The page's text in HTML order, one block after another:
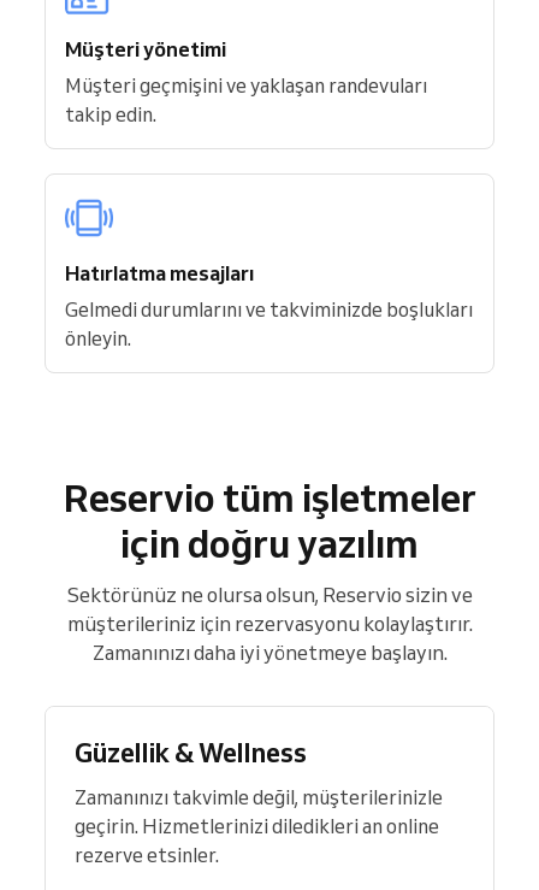
Müşteri yönetimi
Müşteri geçmişini ve yaklaşan randevuları
takip edin.
Hatırlatma mesajları
Gelmedi durumlarını ve takviminizde boşlukları
önleyin.
Reservio tüm işletmeler
için doğru yazılım
Sektörünüz ne olursa olsun, Reservio sizin ve
müşterileriniz için rezervasyonu kolaylaştırır.
Zamanınızı daha iyi yönetmeye başlayın.
Güzellik & Wellness
Zamanınızı takvimle değil, müşterilerinizle
geçirin. Hizmetlerinizi diledikleri an online
rezerve etsinler.